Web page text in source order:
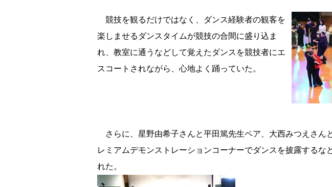
競技を観るだけではなく、ダンス経験者の観客を
楽しませるダンスタイムが競技の合間に盛り込ま
れ、教室に通うなどして覚えたダンスを競技者にエ
スコートされながら、心地よく踊っていた。
さらに、星野由希子さんと平田篤先生ペア、大西みつえさん
レミアムデモンストレーションコーナーでダンスを披露するな
れた。